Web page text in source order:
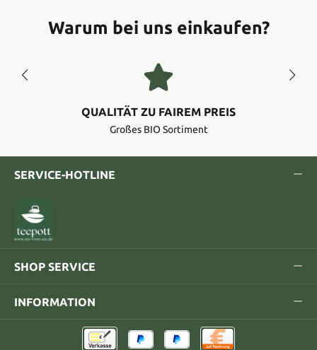
Warum bei uns einkaufen?
QUALITÄT ZU FAIREM PREIS
Großes BIO Sortiment
SERVICE-HOTLINE
SHOP SERVICE
INFORMATION